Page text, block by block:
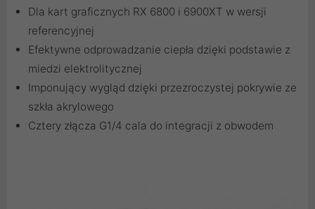
Dla kart graficznych RX 6800 i 6900XT w wersji
referencyjnej
Efektywne odprowadzanie ciepła dzięki podstawie z
miedzi elektrolitycznej
Imponujący wygląd dzięki przezroczystej pokrywie ze
szkła akrylowego
Cztery złącza G1/4 cala do integracji z obwodem